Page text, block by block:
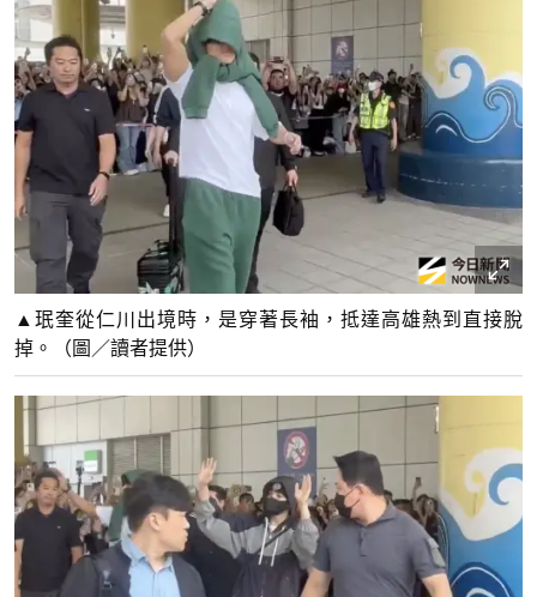
▲珉奎從仁川出境時，是穿著長袖，抵達高雄熱到直接脫
掉。（圖／讀者提供）